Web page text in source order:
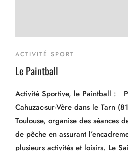
ACTIVITÉ SPORT
Le Paintball
Activité Sportive, le Paintball :
Cahuzac-sur-Vère dans le Tarn
Toulouse, organise des séances
de pêche en assurant
plusieurs activités et loisirs. Le